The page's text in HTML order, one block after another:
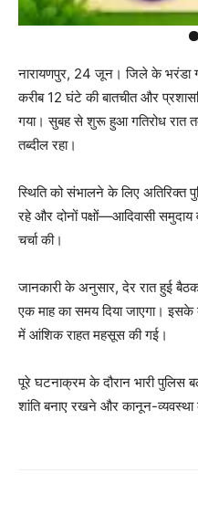
नारायणपुर, 24 जून। जिले के भरंडा
करीब 12 घंटे की बातचीत और
गया। सुबह से शुरू हुआ गतिरोध रात
तब्दील रहा।
स्थिति को संभालने के लिए
रहे और दोनों पक्षों—आदिवासी
चर्चा की।
जानकारी के अनुसार, देर रात हुई बैठक
एक माह का समय दिया जाएगा। इसके
में आंशिक राहत महसूस की गई।
पूरे घटनाक्रम के दौरान भारी पुलिस
शांति बनाए रखने और कानून-